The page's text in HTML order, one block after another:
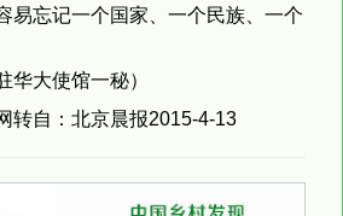
易忘记一个国家、一个民族、一个
华大使馆一秘）
转自：北京晨报2015-4-13